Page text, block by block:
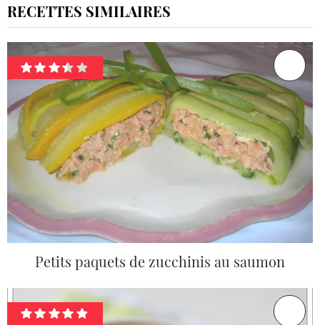
RECETTES SIMILAIRES
Petits paquets de zucchinis au saumon